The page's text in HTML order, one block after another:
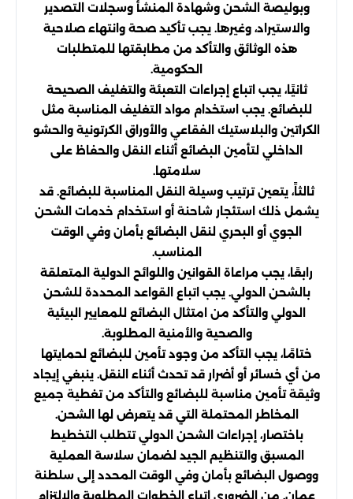
وبوليصة الشحن وشهادة المنشأ وسجلات التصدير
والاستيراد، وغيرها. يجب تأكيد صحة وانتهاء صلاحية
هذه الوثائق والتأكد من مطابقتها للمتطلبات
الحكومية.
ثانيًا، يجب اتباع إجراءات التعبئة والتغليف الصحيحة
للبضائع. يجب استخدام مواد التغليف المناسبة مثل
الكراتين والبلاستيك الفقاعي والأوراق الكرتونية والحشو
الداخلي لتأمين البضائع أثناء النقل والحفاظ على
سلامتها.
ثالثاً، يتعين ترتيب وسيلة النقل المناسبة للبضائع. قد
يشمل ذلك استئجار شاحنة أو استخدام خدمات الشحن
الجوي أو البحري لنقل البضائع بأمان وفي الوقت
المناسب.
رابعًا، يجب مراعاة القوانين واللوائح الدولية المتعلقة
بالشحن الدولي. يجب اتباع القواعد المحددة للشحن
الدولي والتأكد من امتثال البضائع للمعايير البيئية
والصحية والأمنية المطلوبة.
ختامًا، يجب التأكد من وجود تأمين للبضائع لحمايتها
من أي خسائر أو أضرار قد تحدث أثناء النقل. ينبغي إيجاد
وثيقة تأمين مناسبة للبضائع والتأكد من تغطية جميع
المخاطر المحتملة التي قد يتعرض لها الشحن.
باختصار، إجراءات الشحن الدولي تتطلب التخطيط
المسبق والتنظيم الجيد لضمان سلاسة العملية
ووصول البضائع بأمان وفي الوقت المحدد إلى سلطنة
عمان. من الضروري اتباع الخطوات المطلوبة والالتزام